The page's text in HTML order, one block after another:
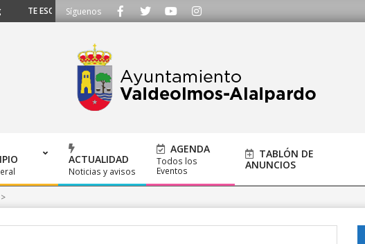
TE ESCUCHAMOS - Llámanos al 91 620 21 53 o escríbenos a ayuntamiento@alalpardo.org
Síguenos
ACTUALIDAD
Noticias y avisos
AGENDA
Todos los
Eventos
TABLÓN DE
ANUNCIOS
>